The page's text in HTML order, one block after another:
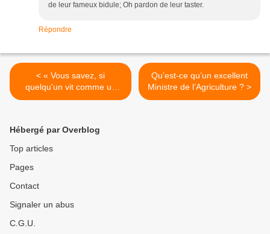
de leur fameux bidule; Oh pardon de leur taster.
Répondre
< « Vous savez, si
quelqu'un vit comme un
saint, je suis sûr qu'après
château-margaux, 1937, le
choix de Sophie.
Qu’est-ce qu’un excellent
Ministre de l’Agriculture ? >
Hébergé par Overblog
Top articles
Pages
Contact
Signaler un abus
C.G.U.